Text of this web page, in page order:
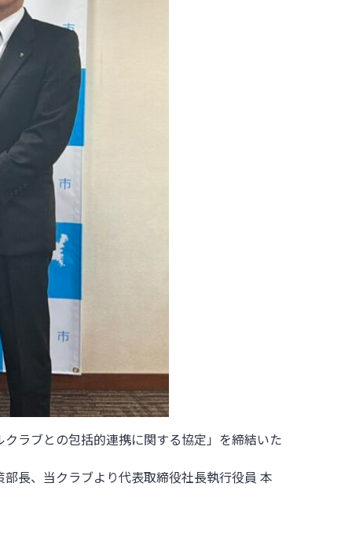
ラブとの包括的連携に関する協定」を締結いた
長、当クラブより代表取締役社長執行役員 本